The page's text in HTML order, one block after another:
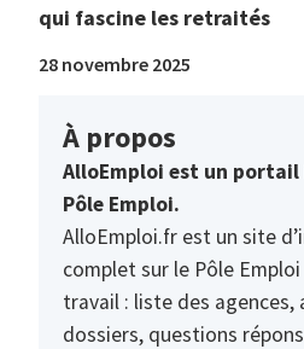
qui fascine les retraités
28 novembre 2025
À propos
AlloEmploi est un
Pôle Emploi.
AlloEmploi.fr est un site
complet sur le Pôle Emploi
travail : liste des agences,
dossiers, questions